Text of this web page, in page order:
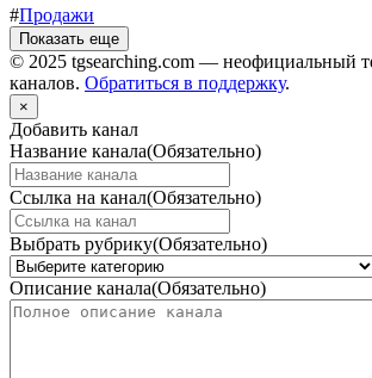
#Продажи
Показать еще
© 2025 tgsearching.com — неофициальный
каналов. Обратиться в поддержку.
×
Добавить канал
Название канала(Обязательно)
Ссылка на канал(Обязательно)
Выбрать рубрику(Обязательно)
Описание канала(Обязательно)